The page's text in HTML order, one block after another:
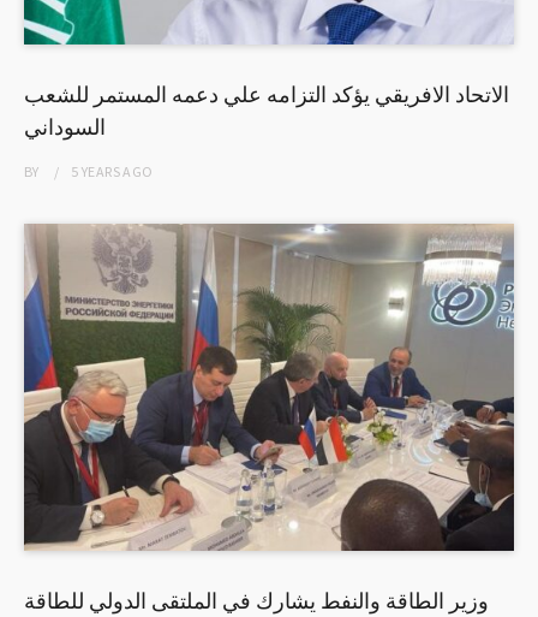
الاتحاد الافريقي يؤكد التزامه علي دعمه المستمر للشعب
السوداني
BY 5 YEARSAGO
وزير الطاقة والنفط يشارك في الملتقى الدولي للطاقة